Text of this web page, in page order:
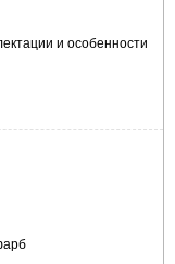
и особенности